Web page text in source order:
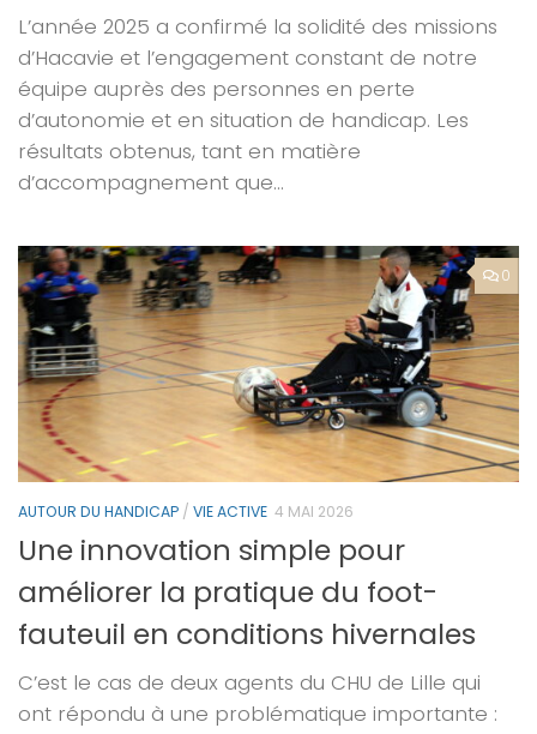
L’année 2025 a confirmé la solidité des missions
d’Hacavie et l’engagement constant de notre
équipe auprès des personnes en perte
d’autonomie et en situation de handicap. Les
résultats obtenus, tant en matière
d’accompagnement que...
0
AUTOUR DU HANDICAP / VIE ACTIVE 4 MAI 2026
Une innovation simple pour
améliorer la pratique du foot-
fauteuil en conditions hivernales
C’est le cas de deux agents du CHU de Lille qui
ont répondu à une problématique importante :